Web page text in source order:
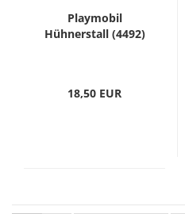
Playmobil
Hühnerstall (4492)
18,50 EUR